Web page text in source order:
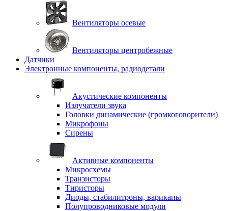
Вентиляторы осевые
Вентиляторы центробежные
Датчики
Электронные компоненты, радиодетали
Акустические компоненты
Излучатели звука
Головки динамические (громкоговорители)
Микрофоны
Сирены
Активные компоненты
Микросхемы
Транзисторы
Тиристоры
Диоды, стабилитроны, варикапы
Полупроводниковые модули